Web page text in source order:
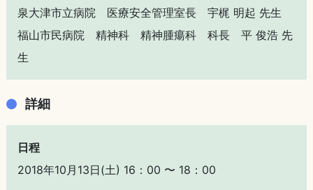
泉大津市立病院 医療安全管理室長 宇梶 明起 先生
福山市民病院 精神科 精神腫瘍科 科長 平 俊浩 先
生
詳細
日程
2018年10月13日(土) 16：00 〜 18：00